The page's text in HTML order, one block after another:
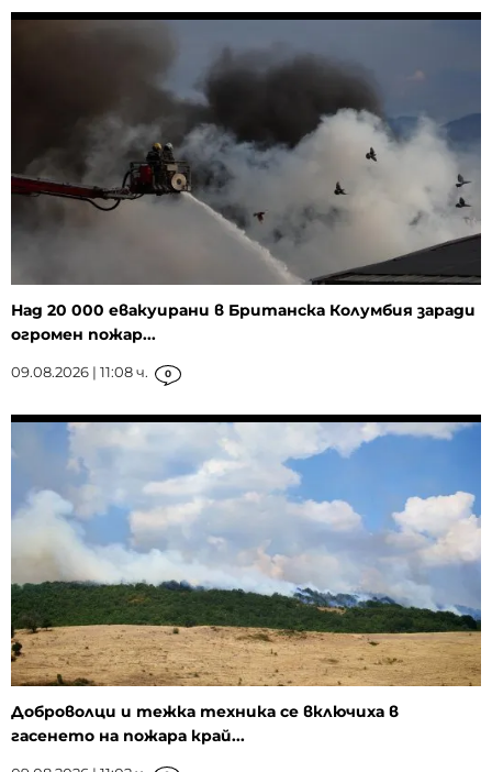
Над 20 000 евакуирани в Британска Колумбия заради
огромен пожар...
09.08.2026 | 11:08 ч. 0
Доброволци и тежка техника се включиха в
гасенето на пожара край...